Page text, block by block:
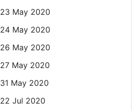
23 May 2020
24 May 2020
26 May 2020
27 May 2020
31 May 2020
22 Jul 2020